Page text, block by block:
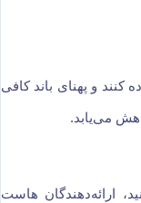
کنند و پهنای باند کافی
می‌یابد.
ارائه‌دهندگان هاست